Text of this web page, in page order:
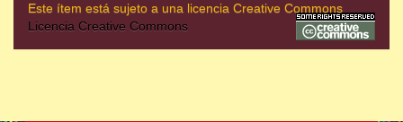
Este ítem está sujeto a una licencia Creative Commons
Licencia Creative Commons